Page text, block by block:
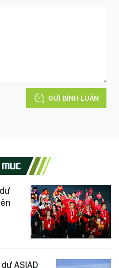
GỬI BÌNH LUẬN
ASIAD